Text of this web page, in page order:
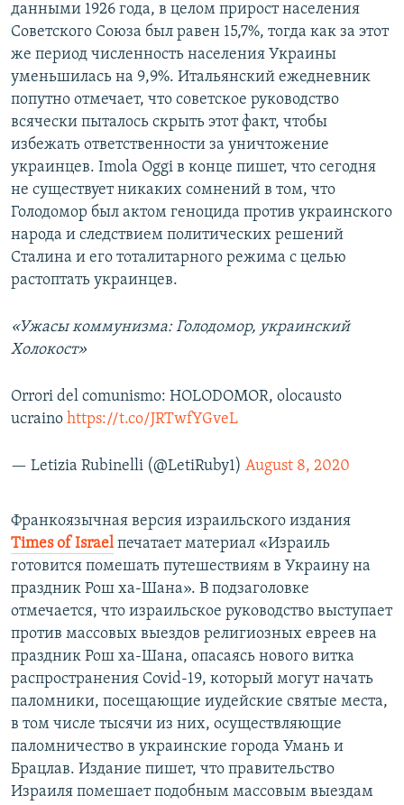
данными 1926 года, в целом прирост населения
Советского Союза был равен 15,7%, тогда как за этот
же период численность населения Украины
уменьшилась на 9,9%. Итальянский ежедневник
попутно отмечает, что советское руководство
всячески пыталось скрыть этот факт, чтобы
избежать ответственности за уничтожение
украинцев. Imola Oggi в конце пишет, что сегодня
не существует никаких сомнений в том, что
Голодомор был актом геноцида против украинского
народа и следствием политических решений
Сталина и его тоталитарного режима с целью
растоптать украинцев.
«Ужасы коммунизма: Голодомор, украинский
Холокост»
Orrori del comunismo: HOLODOMOR, olocausto
ucraino https://t.co/JRTwfYGveL
— Letizia Rubinelli (@LetiRuby1) August 8, 2020
Франкоязычная версия израильского издания
Times of Israelпечатает материал «Израиль
готовится помешать путешествиям в Украину на
праздник Рош ха-Шана». В подзаголовке
отмечается, что израильское руководство выступает
против массовых выездов религиозных евреев на
праздник Рош ха-Шана, опасаясь нового витка
распространения Covid-19, который могут начать
паломники, посещающие иудейские святые места,
в том числе тысячи из них, осуществляющие
паломничество в украинские города Умань и
Брацлав. Издание пишет, что правительство
Израиля помешает подобным массовым выездам